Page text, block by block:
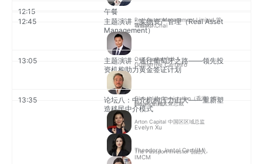
12:15
午餐
12:45
主题演讲：实物资产管理（Real Asset
Management）
William Chai
Real Asset Management Limited 管
理合伙人
13:05
主题演讲：通往葡萄牙之路——领先投
资机构助力黄金签证计划
Guilherme Carreiro
Oxy Capital 合伙人
13:35
论坛八：中介机构压力山大——重新塑
造移民中介模式
Eleanor Hui
Global Life Immigration（香港）有
限公司 创始人兼总裁
Evelyn Xu
Arton Capital 中国区区域总监
Theodora Jantol Cert(IM),
IMCM
The Passport Investor 创始人